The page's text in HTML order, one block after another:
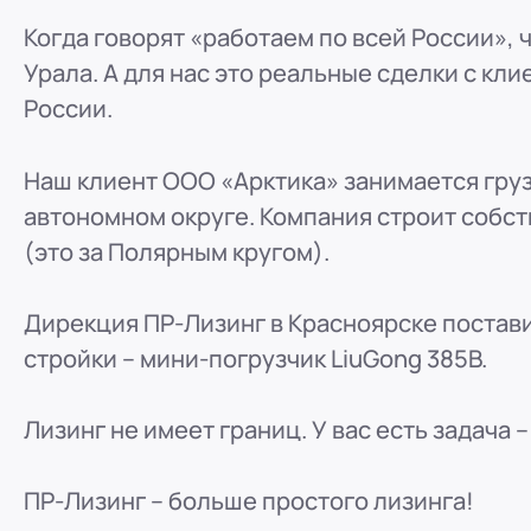
ООО "ПР-Лизинг"
Россия
Барнаул
тракт Павловский, д. 295
8 (800) 250-25-31 (вн. 220)
mail@pr-liz.ru
Россия
Кемерово
8 (800) 250-25-31 (вн. 129)
8
ООО "ПР-Лизинг"
Россия
Красноярск
8 (800) 250-25-31 (вн. 240)
ООО "ПР-Лизинг"
Россия
8 (800) 250-25-31 (вн. 153)
mail@pr-liz.ru
Россия
ул. Есенина, 1Б
8 (800) 250-25-31 (вн. 153)
Когда говорят «работаем по всей
Урала. А для нас это реальные сделки с
России.
Наш клиент ООО «Арктика» занимается
автономном округе. Компания строит
(это за Полярным кругом).
Дирекция ПР-Лизинг в Красноярске
стройки – мини-погрузчик LiuGong 385B.
Лизинг не имеет границ. У вас есть задача
ПР-Лизинг – больше простого лизинга!